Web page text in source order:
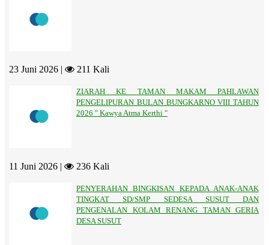
23 Juni 2026 | 211 Kali
ZIARAH KE TAMAN MAKAM PAHLAWAN
PENGELIPURAN BULAN BUNGKARNO VIII TAHUN
2026 " Kawya Atma Kerthi "
11 Juni 2026 | 236 Kali
PENYERAHAN BINGKISAN KEPADA ANAK-ANAK
TINGKAT SD/SMP SEDESA SUSUT DAN
PENGENALAN KOLAM RENANG TAMAN GERIA
DESA SUSUT